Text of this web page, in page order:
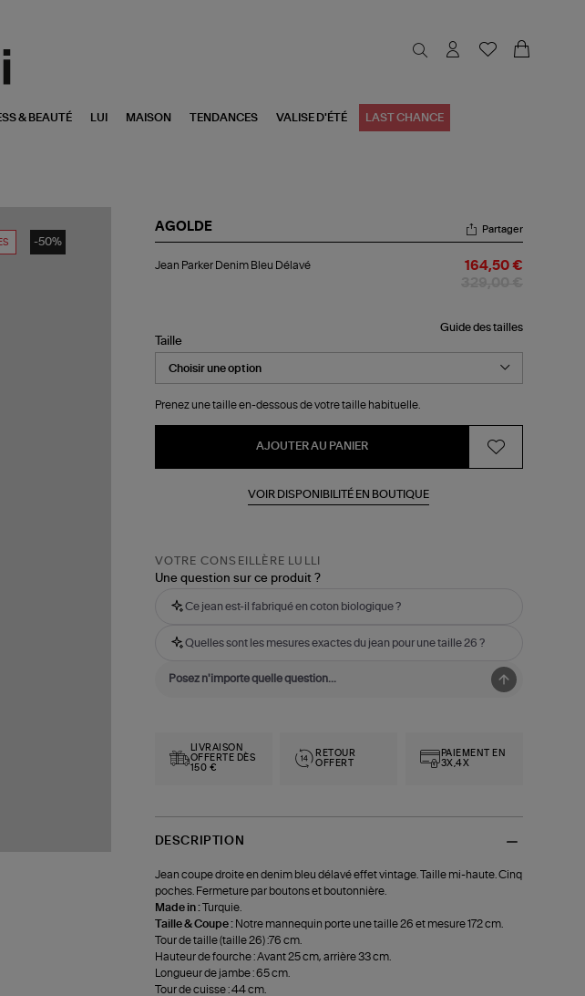
& BEAUTÉ LUI MAISON TENDANCES VALISE D'ÉTÉ LAST CHANCE
-50%
AGOLDE
Parker
Partager
Jean Parker Denim Bleu Délavé 164,50 €
Guide des tailles
Taille
Prenez une taille en-dessous de votre taille habituelle.
AJOUTER AU PANIER
VOIR DISPONIBILITÉ EN BOUTIQUE
VOTRE CONSEILLÈRE LULLI
Une question sur ce produit ?
Ce jean est-il fabriqué en coton biologique ?
Quelles sont les mesures exactes du jean pour une taille 26 ?
LIVRAISON
OFFERTE DÈS
150 €
RETOUR
OFFERT
PAIEMENT EN
3X,4X
DESCRIPTION
Jean coupe droite en denim bleu délavé effet vintage. Taille mi-haute. Cinq
poches. Fermeture par boutons et boutonnière.
Made in :Turquie.
Taille & Coupe : Notre mannequin porte une taille 26 et mesure 172 cm.
Tour de taille (taille 26) :76 cm.
Hauteur de fourche : Avant 25 cm, arrière 33 cm.
Longueur de jambe : 65 cm.
Tour de cuisse : 44 cm.